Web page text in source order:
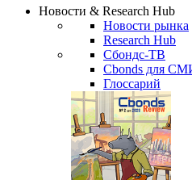
Сбондс Люди
Новости & Research Hub
Новости рынка
Research Hub
Сбондс-ТВ
Cbonds для СМИ
Глоссарий